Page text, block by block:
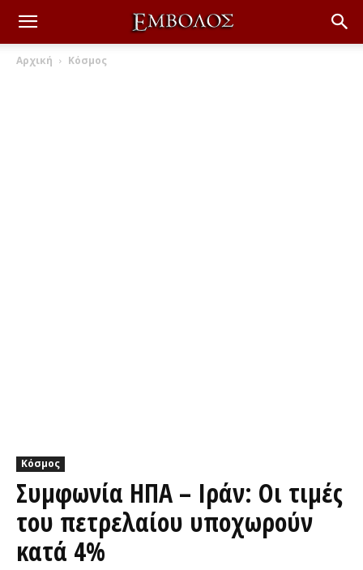
Αρχική Κόσμος
Κόσμος
Συμφωνία ΗΠΑ – Ιράν: Οι τιμές
του πετρελαίου υποχωρούν
κατά 4%